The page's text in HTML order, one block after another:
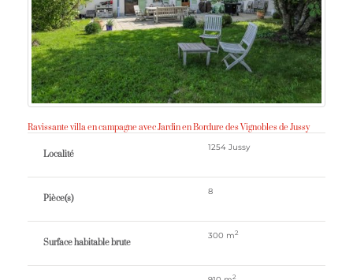
Ravissante villa en campagne avec Jardin en Bordure des Vignobles de Jussy
Localité
1254 Jussy
Pièce(s)
8
Surface habitable brute
300 m2
2